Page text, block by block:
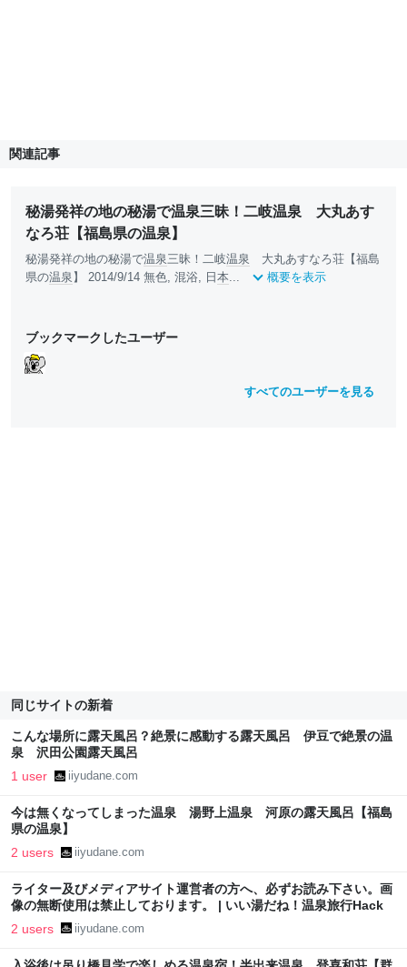
関連記事
秘湯発祥の地の秘湯で温泉三昧！二岐温泉 大丸あす
なろ荘【福島県の温泉】
秘湯発祥の地の秘湯で温泉三昧！二岐温泉 大丸あすなろ荘【福島
県の温泉 】 2014/9/14 無色, 混浴, 日 本... 概要を表示
ブックマークしたユーザー
すべてのユーザーを見る
同じサイトの新着
こんな場所に露天風呂？絶景に感動する露天風呂 伊豆で絶景の温
泉 沢田公園露天風呂
1 user iiyudane.com
今は無くなってしまった温泉 湯野上温泉 河原の露天風呂【福島
県の温泉】
2 users iiyudane.com
ライター及びメディアサイト運営者の方へ、必ずお読み下さい。画
像の無断使用は禁止しております。 | いい湯だね！温泉旅行Hack
2 users iiyudane.com